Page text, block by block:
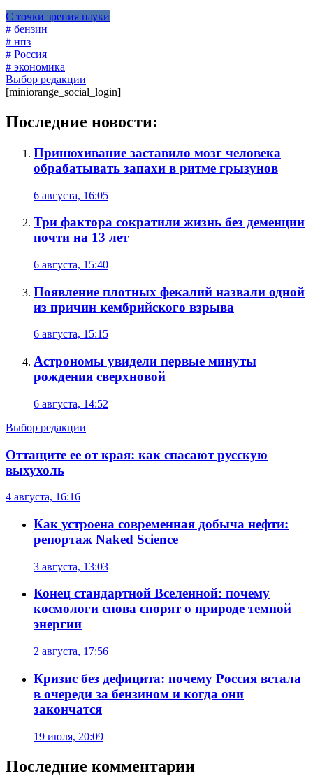
С точки зрения науки
# бензин
# нпз
# Россия
# экономика
Выбор редакции
[miniorange_social_login]
Последние новости:
Принюхивание заставило мозг человека
обрабатывать запахи в ритме грызунов
6 августа, 16:05
Три фактора сократили жизнь без деменции
почти на 13 лет
6 августа, 15:40
Появление плотных фекалий назвали одной
из причин кембрийского взрыва
6 августа, 15:15
Астрономы увидели первые минуты
рождения сверхновой
6 августа, 14:52
Выбор редакции
Оттащите ее от края: как спасают русскую
выхухоль
4 августа, 16:16
Как устроена современная добыча нефти:
репортаж Naked Science
3 августа, 13:03
Конец стандартной Вселенной: почему
космологи снова спорят о природе темной
энергии
2 августа, 17:56
Кризис без дефицита: почему Россия встала
в очереди за бензином и когда они
закончатся
19 июля, 20:09
Последние комментарии